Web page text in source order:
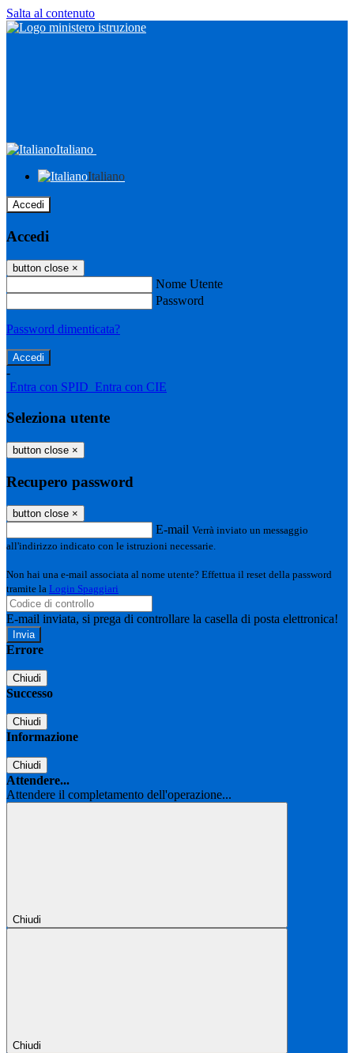
Salta al contenuto
Italiano
Italiano
Accedi
Accedi
button close ×
Nome Utente
Password
Password dimenticata?
-
Entra con SPID Entra con CIE
Seleziona utente
button close ×
Recupero password
button close ×
E-mail Verrà inviato un messaggio
all'indirizzo indicato con le istruzioni necessarie.
Non hai una e-mail associata al nome utente? Effettua il reset della password
tramite la Login Spaggiari
E-mail inviata, si prega di controllare la casella di posta elettronica!
Errore
Chiudi
Successo
Chiudi
Informazione
Chiudi
Attendere...
Attendere il completamento dell'operazione...
Chiudi
Chiudi